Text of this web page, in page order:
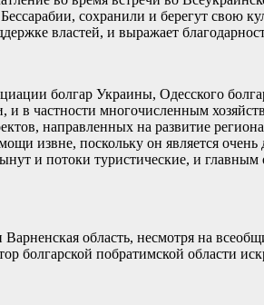
сохранили и берегут свою
властей, и выражает
болгар Украины, Одесского
и в частности многочисленным
направленных на развитие
извне, поскольку он является
и потоки туристические, и
область, несмотря на
болгарской побратимской области